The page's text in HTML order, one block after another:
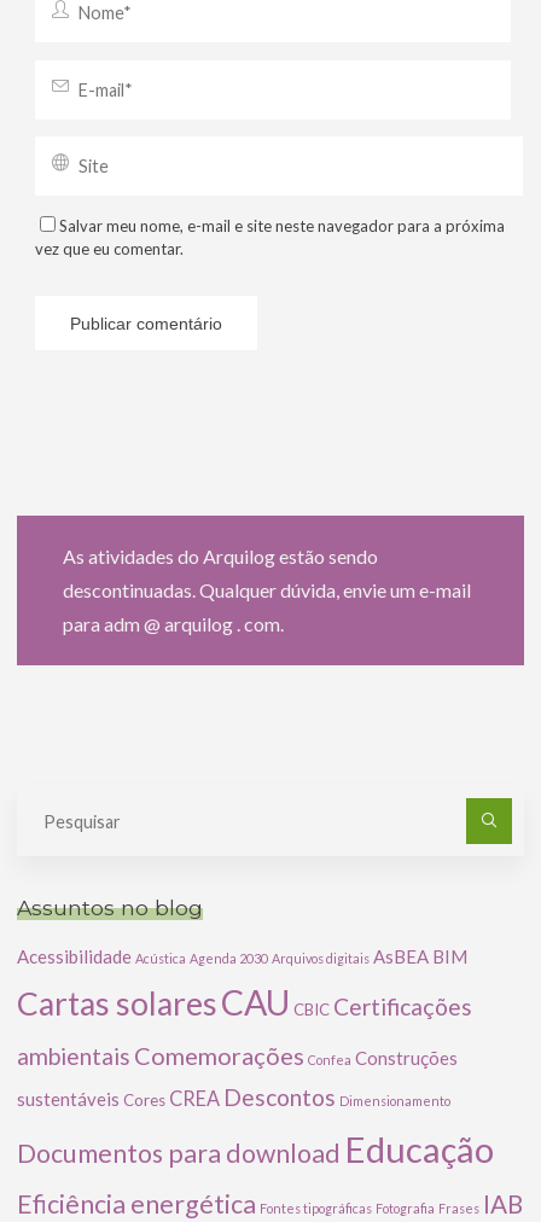
Salvar meu nome, e-mail e site neste navegador para a próxima
vez que eu comentar.
As atividades do Arquilog estão sendo
descontinuadas. Qualquer dúvida, envie um e-mail
para adm @ arquilog . com.
Assuntos no blog
Acessibilidade Acústica Agenda 2030 Arquivos digitais AsBEA BIM
Cartas solaresCAU CBIC Certificações
ambientais Comemorações Confea Construções
sustentáveis Cores CREA Descontos Dimensionamento
Documentos para download Educação
Eficiência energética Fontes tipográficas Fotografia Frases IAB